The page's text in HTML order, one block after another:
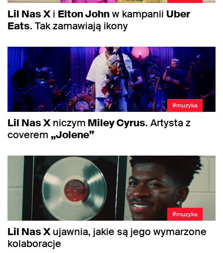
Lil Nas Xi Elton Johnw kampanii Uber
Eats. Tak zamawiają ikony
#muzyka
Lil Nas Xniczym Miley Cyrus. Artysta z
coverem „Jolene”
#muzyka
Lil Nas Xujawnia, jakie są jego wymarzone
kolaboracje